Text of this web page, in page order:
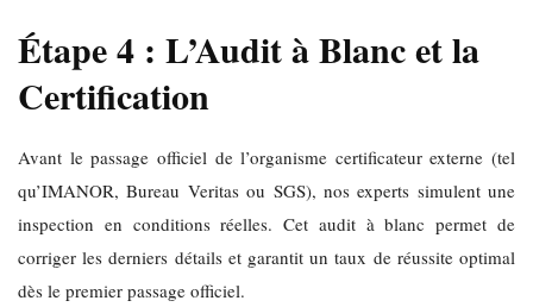
Étape 4 : L’Audit à Blanc et la
Certification
Avant le passage officiel de l’organisme certificateur externe (tel
qu’IMANOR, Bureau Veritas ou SGS), nos experts simulent une
inspection en conditions réelles. Cet audit à blanc permet de
corriger les derniers détails et garantit un taux de réussite optimal
dès le premier passage officiel.